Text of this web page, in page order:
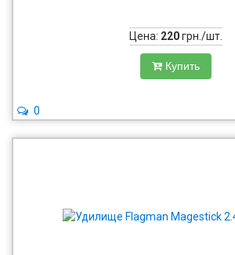
Цена: 220грн./шт.
Купить
0